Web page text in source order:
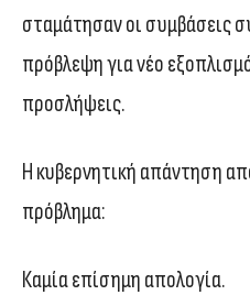
σταμάτησαν οι συμβάσεις
πρόβλεψη για νέο
προσλήψεις.
Η κυβερνητική απάντηση
πρόβλημα:
Καμία επίσημη απολογία.